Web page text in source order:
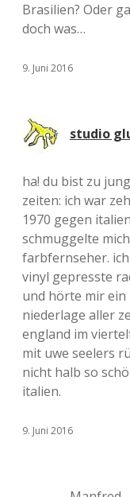
Brasilien? Oder
doch was…
9. Juni 2016
studio
ha! du bist zu
zeiten: ich war
1970 gegen
schmuggelte
farbfernseher.
vinyl gepresste
und hörte mir ein
niederlage aller
england im
mit uwe seelers
nicht halb so
italien.
9. Juni 2016